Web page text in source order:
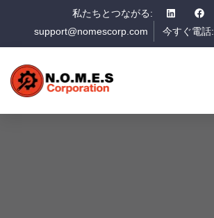
私たちとつながる:
support@nomescorp.com
今すぐ電話: